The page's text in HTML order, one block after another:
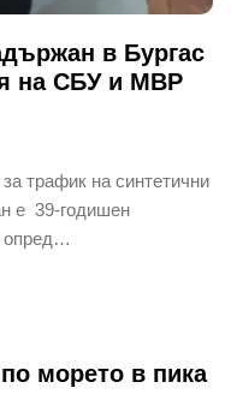
в Бургас
на СБУ и МВР
трафик на синтетични
е 39-годишен
опред…
морето в пика